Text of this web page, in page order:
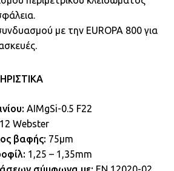
με την EUROPA 800 για
AIMgSi-0.5 F22
12 Webster
βαφής: 75μm
1,25 – 1,35mm